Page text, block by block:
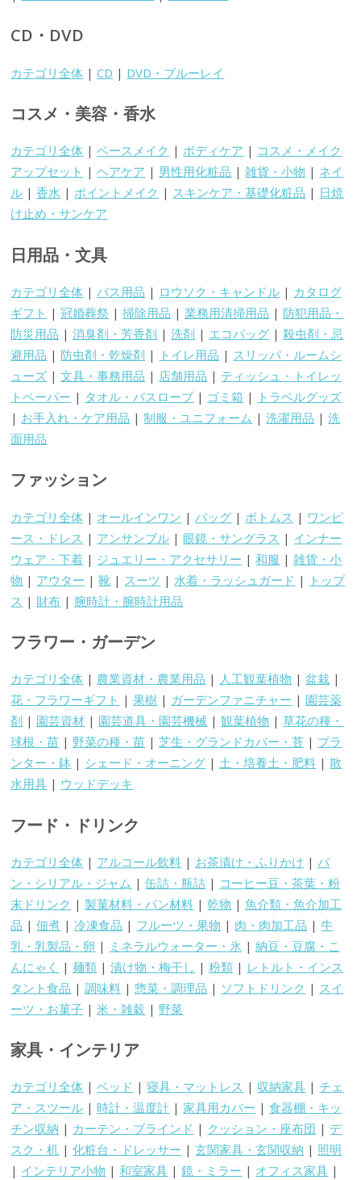
CD・DVD
カテゴリ全体 |CD | DVD・ブルーレイ
コスメ・美容・香水
カテゴリ全体 |ベースメイク |ボディケア | コスメ・メイク
アップセット |ヘアケア | 男性用化粧品 |雑貨・小物 | ネイ
ル |香水 |ポイントメイク | スキンケア・基礎化粧品 | 日焼
け止め・サンケア
日用品・文具
カテゴリ全体 |バス用品 | ロウソク・キャンドル | カタログ
ギフト |冠婚葬祭 |掃除用品 |業務用清掃用品 | 防犯用品・
防災用品 |消臭剤・芳香剤 |洗剤 | エコバッグ |殺虫剤・忌
避用品 | 防虫剤・乾燥剤 | トイレ用品 | スリッパ・ルームシ
ューズ |文具・事務用品 | 店舗用品 | ティッシュ・トイレッ
トペーパー | タオル・バスローブ | ゴミ箱 |
トラベルグッズ
| お手入れ・ケア用品 |制服・ユニフォーム |洗濯用品 |洗
面用品
ファッション
カテゴリ全体 | オールインワン |バッグ | ボトムス | ワンピ
ース・ドレス | アンサンブル | 眼鏡・サングラス | インナー
ウェア・下着 | ジュエリー・アクセサリー |和服 |雑貨・小
物 | アウター |靴 | スーツ | 水着・ラッシュガード |
トップ
ス | 財布 | 腕時計・腕時計用品
フラワー・ガーデン
カテゴリ全体 | 農業資材・農業用品 | 人工観葉植物 |盆栽 |
花・フラワーギフト |果樹 | ガーデンファニチャー | 園芸薬
剤 | 園芸資材 | 園芸道具・園芸機械 |観葉植物 |草花の種・
球根・苗 | 野菜の種・苗 |芝生・グランドカバー・苔 | プラ
ンター・鉢 | シェード・オーニング |土・培養土・肥料 |散
水用具 | ウッドデッキ
フード・ドリンク
カテゴリ全体 | アルコール飲料 | お茶漬け・ふりかけ |パ
ン・シリアル・ジャム |缶詰・瓶詰 | コーヒー豆・茶葉・粉
末ドリンク |製菓材料・パン材料 |乾物 |魚介類・魚介加工
品 |佃煮 |冷凍食品 | フルーツ・果物 | 肉・肉加工品 |牛
乳・乳製品・卵 | ミネラルウォーター・氷 |納豆・豆腐・こ
んにゃく |麺類 |漬け物・梅干し |粉類 | レトルト・インス
タント食品 |調味料 |惣菜・調理品 | ソフトドリンク | スイ
ーツ・お菓子 |米・雑穀 | 野菜
家具・インテリア
カテゴリ全体 |ベッド |寝具・マットレス | 収納家具 |チェ
ア・スツール | 時計・温度計 |家具用カバー |食器棚・キッ
チン収納 | カーテン・ブラインド | クッション・座布団 | デ
スク・机 |化粧台・ドレッサー |玄関家具・玄関収納 | 照明
| インテリア小物 |和室家具 |鏡・ミラー | オフィス家具 |